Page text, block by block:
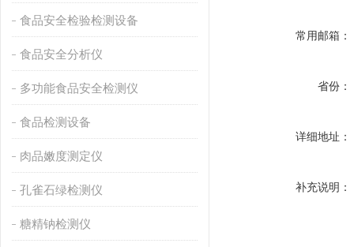
食品安全检验检测设备
食品安全分析仪
多功能食品安全检测仪
食品检测设备
肉品嫩度测定仪
孔雀石绿检测仪
糖精钠检测仪
常用邮箱：
省份：
详细地址：
补充说明：